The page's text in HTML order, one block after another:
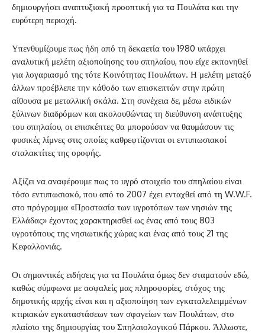
δημιουργήσει αναπτυξιακή προοπτική για τα Πουλάτα και την
ευρύτερη περιοχή.
Υπενθυμίζουμε πως ήδη από τη δεκαετία του 1980 υπάρχει
αναλυτική μελέτη αξιοποίησης του σπηλαίου, που είχε εκπονηθεί
για λογαριασμό της τότε Κοινότητας Πουλάτων. Η μελέτη μεταξύ
άλλων προέβλεπε την κάθοδο των επισκεπτών στην πρώτη
αίθουσα με μεταλλική σκάλα. Στη συνέχεια δε, μέσω ειδικών
ξύλινων διαδρόμων και ακολουθώντας τη διεύθυνση ανάπτυξης
του σπηλαίου, οι επισκέπτες θα μπορούσαν να θαυμάσουν τις
φυσικές λίμνες στις οποίες καθρεφτίζονται οι εντυπωσιακοί
σταλακτίτες της οροφής.
Αξίζει να αναφέρουμε πως το υγρό στοιχείο του σπηλαίου είναι
τόσο εντυπωσιακό, που από το 2007 έχει ενταχθεί από τη W.W.F.
στο πρόγραμμα «Προστασία των υγροτόπων των νησιών της
Ελλάδας» έχοντας χαρακτηρισθεί ως ένας από τους 803
υγροτόπους της νησιωτικής χώρας και ένας από τους 21 της
Κεφαλλονιάς.
Οι σημαντικές ειδήσεις για τα Πουλάτα όμως δεν σταματούν εδώ,
καθώς σύμφωνα με ασφαλείς μας πληροφορίες, στόχος της
δημοτικής αρχής είναι και η αξιοποίηση των εγκαταλελειμμένων
κτιριακών εγκαταστάσεων των σφαγείων των Πουλάτων, στο
πλαίσιο της δημιουργίας του Σπηλαιολογικού Πάρκου. Άλλωστε,